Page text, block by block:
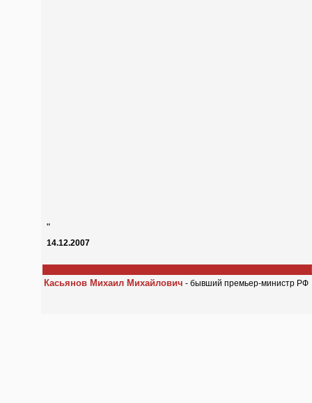
"
14.12.2007
Касьянов Михаил Михайлович - бывший премьер-министр РФ